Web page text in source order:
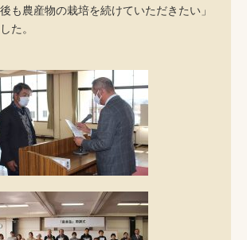
も農産物の栽培を続けていただきたい」
た。